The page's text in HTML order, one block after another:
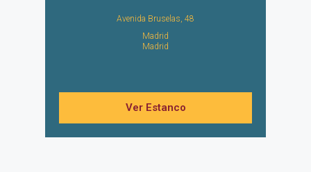
Avenida Bruselas, 48
Madrid
Madrid
Ver Estanco